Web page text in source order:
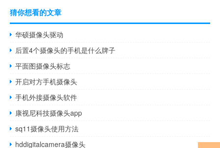
猜你想看的文章
华硕摄像头驱动
后置4个摄像头的手机是什么牌子
平面图摄像头标志
开启对方手机摄像头
手机外接摄像头软件
康视尼科技摄像头app
sq11摄像头使用方法
hddigitalcamera摄像头